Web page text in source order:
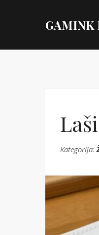
GAMINK
Kategorija: